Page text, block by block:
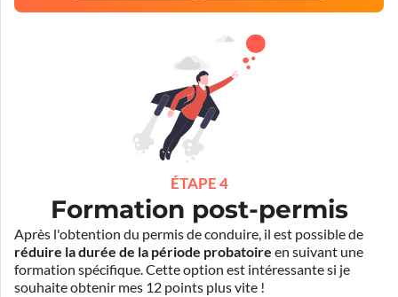
ÉTAPE 4
Formation post-permis
Après l'obtention du permis de conduire, il est possible de
réduire la durée de la période probatoire en suivant une
formation spécifique. Cette option est intéressante si je
souhaite obtenir mes 12 points plus vite !